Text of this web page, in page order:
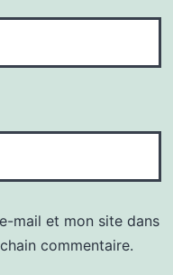
mail et mon site dans
commentaire.